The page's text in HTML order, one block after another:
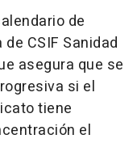
de
CSIF Sanidad
asegura que se
si el
tiene
el